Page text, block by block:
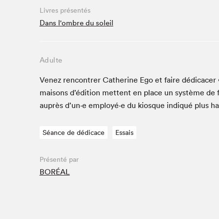
Café La Presse
Espace Côte-des-Neiges
La lecture en cadeau
Le grand jeu de lecture à voix haute du Salon du livre
de Montréal
Lettres québécoises au Salon
Louisiane enracinée et branchée
SLM PRO
Zone Manga
Livres présentés
Dans l'ombre du soleil
Adulte
Venez ren­con­tr­er Cather­ine Ego et faire dédi­cac­er
maisons d’édi­tion met­tent en place un sys­tème
auprès d’un·e employé·e du kiosque indiqué plus
Séance de dédicace Essais
Présenté par
BORÉAL